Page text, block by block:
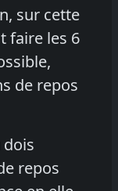
sur cette
faire les 6
de repos
dois
repos